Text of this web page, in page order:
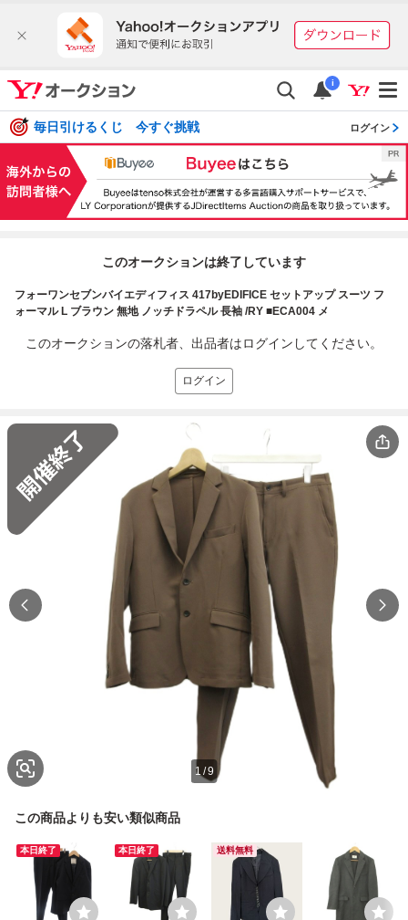
i
毎日引けるくじ 今すぐ挑戦 ログイン
このオークションは終了しています
フォーワンセブンバイエディフィス 417byEDIFICE セットアップ スーツ フ
ォーマル L ブラウン 無地 ノッチドラペル 長袖 /RY ■ECA004 メ
このオークションの落札者、出品者はログインしてください。
ログイン
1/9
この商品よりも安い類似商品
本日終了 本日終了 送料無料